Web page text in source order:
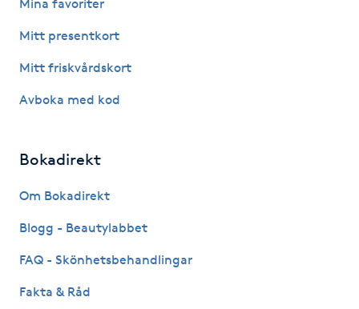
Massage
Medial vägledning
Medicinsk massage
Meditation
Medium
Megavolymfransar
Mina favoriter
Mitt presentkort
Mitt friskvårdskort
Avboka med kod
Bokadirekt
Om Bokadirekt
Blogg - Beautylabbet
FAQ - Skönhetsbehandlingar
Fakta & Råd